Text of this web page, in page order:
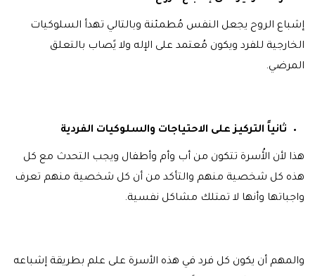
إشباع الروح يجعل النفس مُطمئنة وبالتالي تهدأ السلوكيات
الخارجية للفرد ويكون مُعتمد على الإله ولا يًصاب بالتعلق
المرضي.
ثانياً التركيز على الاحتياجات والسلوكيات الفردية
هذا لأن الأُسرة تتكون من أب وأم وأطفال ويجب التحدث مع كل
هذه كل شخصية منهم والتأكد من أن كل شخصية منهم تعرف
واجباتها وأنها لا تمتلك مشاكل نفسية.
والمهم أن يكون كل فرد في هذه الأسرة على علم بطريقة إشباعه